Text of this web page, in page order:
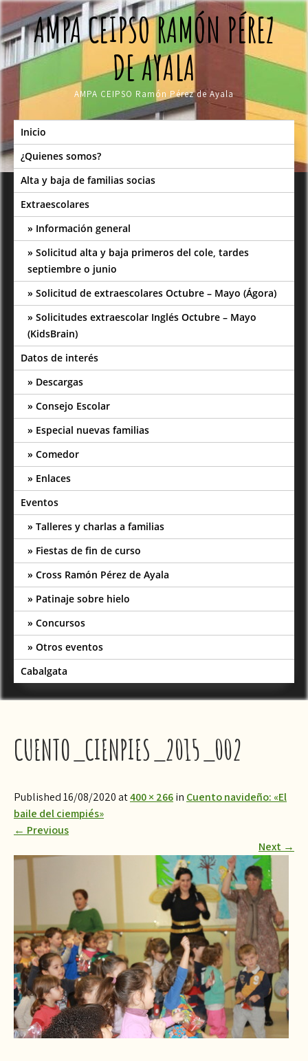
Skip
to
contentAMPA CEIPSO RAMÓN PÉREZ
DE AYALA
AMPA CEIPSO Ramón Pérez de Ayala
Inicio
¿Quienes somos?
Alta y baja de familias socias
Extraescolares
Información general
Solicitud alta y baja primeros del cole, tardes
septiembre o junio
Solicitud de extraescolares Octubre – Mayo (Ágora)
Solicitudes extraescolar Inglés Octubre – Mayo
(KidsBrain)
Datos de interés
Descargas
Consejo Escolar
Especial nuevas familias
Comedor
Enlaces
Eventos
Talleres y charlas a familias
Fiestas de fin de curso
Cross Ramón Pérez de Ayala
Patinaje sobre hielo
Concursos
Otros eventos
Cabalgata
CUENTO_CIENPIES_2015_002
Published 16/08/2020 at400 × 266in Cuento navideño: «El
baile del ciempiés»
← Previous
Next →